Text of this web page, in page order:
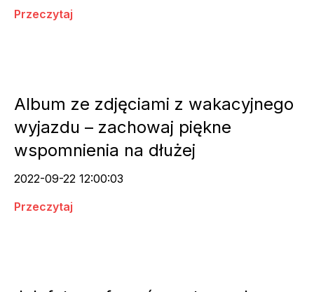
Przeczytaj
Album ze zdjęciami z wakacyjnego
wyjazdu – zachowaj piękne
wspomnienia na dłużej
2022-09-22 12:00:03
Przeczytaj